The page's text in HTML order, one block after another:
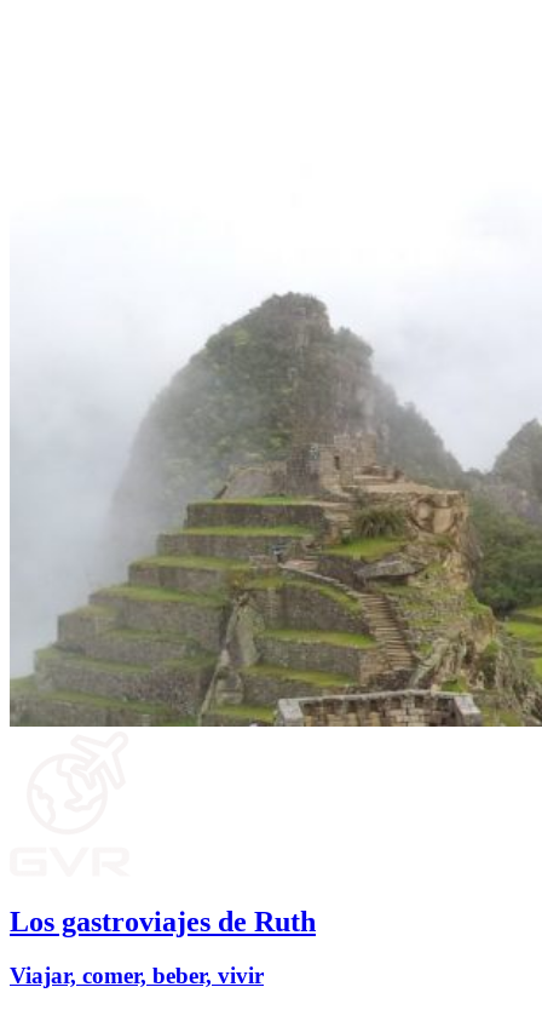
Los gastroviajes de Ruth
Viajar, comer, beber, vivir